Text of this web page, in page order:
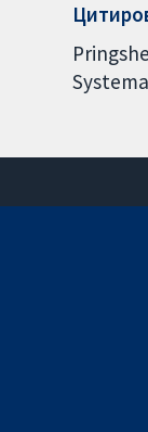
Надёжные